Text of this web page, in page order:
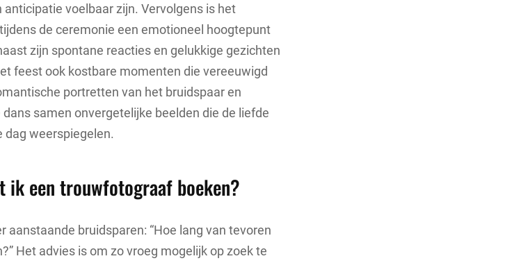
voelbaar zijn. Vervolgens is het
de ceremonie een emotioneel hoogtepunt
zijn spontane reacties en gelukkige gezichten
feest ook kostbare momenten die vereeuwigd
portretten van het bruidspaar en
samen onvergetelijke beelden die de liefde
dag weerspiegelen.
ik een trouwfotograaf boeken?
aanstaande bruidsparen: “Hoe lang van tevoren
Het advies is om zo vroeg mogelijk op zoek te